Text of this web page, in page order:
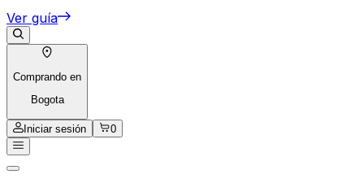
Ver guía
Comprando en
Bogota
Iniciar sesión 0